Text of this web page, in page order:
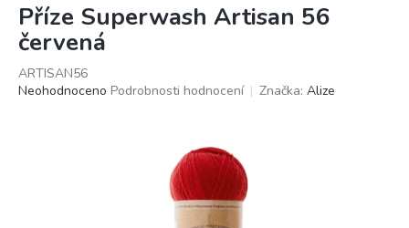
Příze Superwash Artisan 56
červená
ARTISAN56
Průměrné
Neohodnoceno Podrobnosti hodnocení Značka: Alize